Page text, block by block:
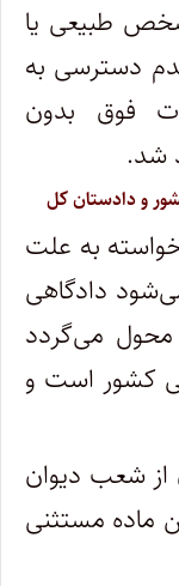
طبیعی یا
دسترسی به
فوق بدون
شد.
و دادستان کل
به علت
دادگاهی
می‌گردد‌
کشور است و
از شعب دیوان
ماده مستثنی